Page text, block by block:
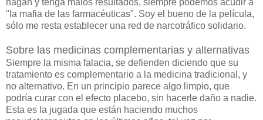
hagan y tenga malos resultados, siempre podemos acudir a
"la mafia de las farmacéuticas". Soy el bueno de la película,
sólo me resta establecer una red de narcotráfico solidario.
Sobre las medicinas complementarias y alternativas
Siempre la misma falacia, se defienden diciendo que su
tratamiento es complementario a la medicina tradicional, y
no alternativo. En un principio parece algo limpio, que
podría curar con el efecto placebo, sin hacerle daño a nadie.
Esta es la jugada que están haciendo muchos